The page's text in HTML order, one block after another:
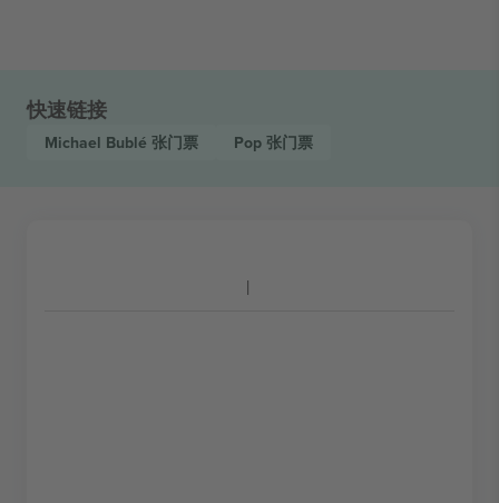
快速链接
Michael Bublé 张门票 Pop 张门票